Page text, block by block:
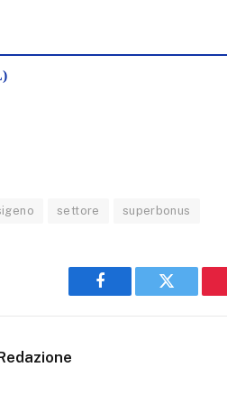
settore superbonus
Facebook Twitter